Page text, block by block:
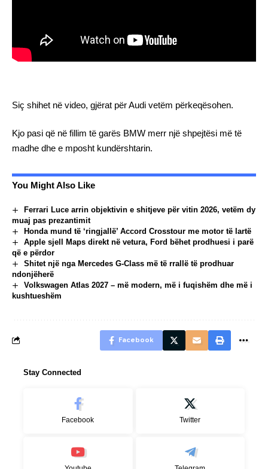
Siç shihet në video, gjërat për Audi vetëm përkeqësohen.
Kjo pasi që në fillim të garës BMW merr një shpejtësi më të
madhe dhe e mposht kundërshtarin.
You Might Also Like
Ferrari Luce arrin objektivin e shitjeve për vitin 2026, vetëm dy
muaj pas prezantimit
Honda mund të ‘ringjallë’ Accord Crosstour me motor të lartë
Apple sjell Maps direkt në vetura, Ford bëhet prodhuesi i parë
që e përdor
Shitet një nga Mercedes G-Class më të rrallë të prodhuar
ndonjëherë
Volkswagen Atlas 2027 – më modern, më i fuqishëm dhe më i
kushtueshëm
Facebook
Stay Connected
Facebook Twitter